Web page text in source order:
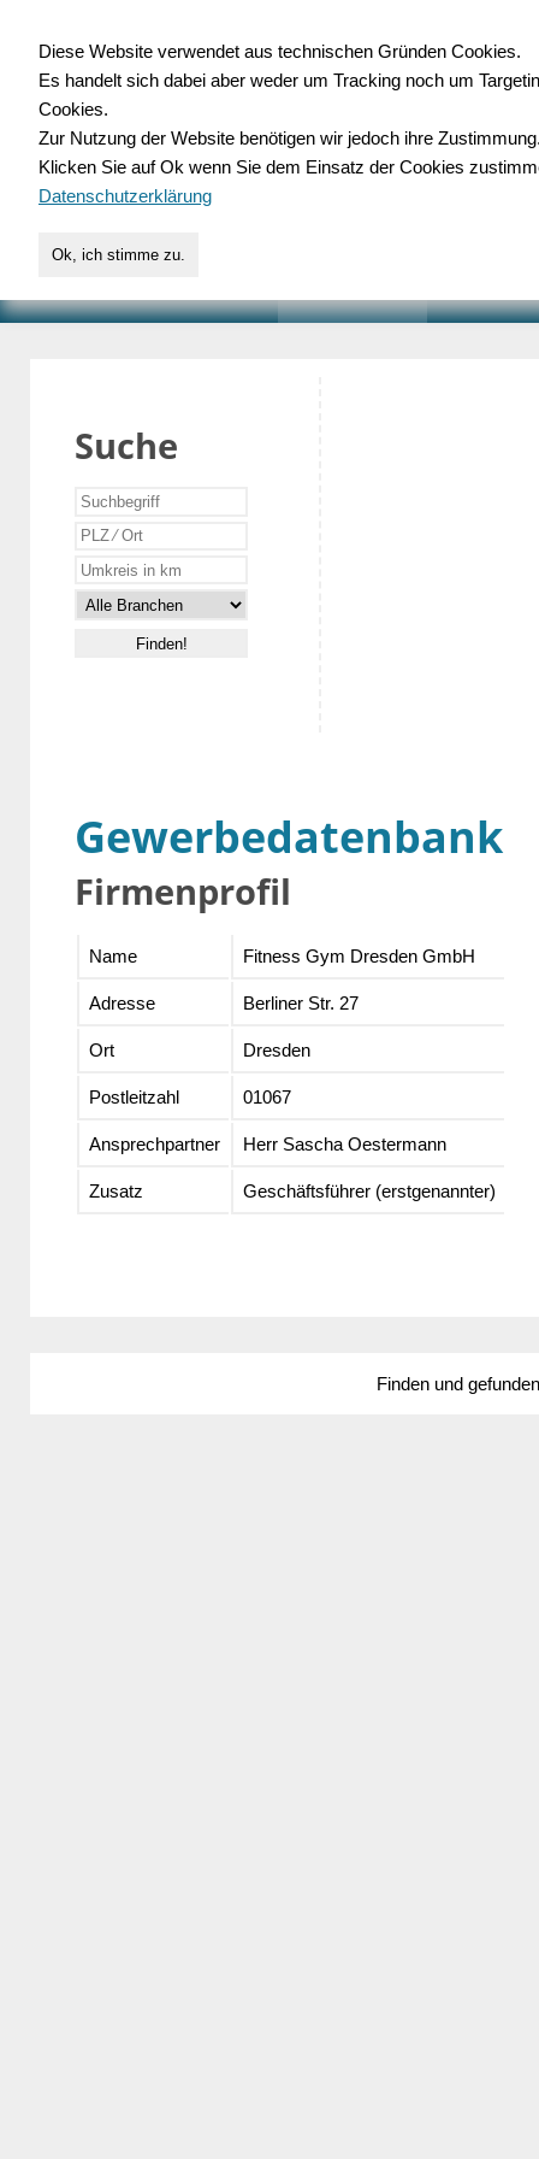
für Handwerk,
Suche
Gewerbedatenbank
Firmenprofil
Name Fitness Gym Dresden GmbH
Adresse Berliner Str. 27
Ort Dresden
Postleitzahl 01067
Ansprechpartner Herr Sascha Oestermann
Zusatz Geschäftsführer (erstgenannter)
Finden und
Diese Website verwendet aus technischen Gründen Cookies.
Es handelt sich dabei aber weder um Tracking noch um
Cookies.
Zur Nutzung der Website benötigen wir jedoch ihre
Klicken Sie auf Ok wenn Sie dem Einsatz der Cookies
Datenschutzerklärung
Ok, ich stimme zu.